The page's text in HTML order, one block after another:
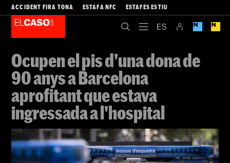
ACCIDENT FIRA TONA ESTAFA NFC ESTAFES ESTIU
Ocupen el pis d'una dona de
90 anys a Barcelona
aprofitant que estava
ingressada a l'hospital